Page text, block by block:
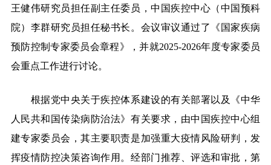
王健伟研究员担任副主任委员，中国疾控中心（中国预科
院）李群研究员担任秘书长。会议审议通过了《国家疾病
预防控制专家委员会章程》，并就2025-2026年度专家委员
会重点工作进行讨论。
根据党中央关于疾控体系建设的有关部署以及《中华
人民共和国传染病防治法》有关要求，由中国疾控中心组
建专家委员会，其主要职责是加强重大疫情风险研判，发
挥疫情防控决策咨询作用。经部门推荐、评选和审批，第